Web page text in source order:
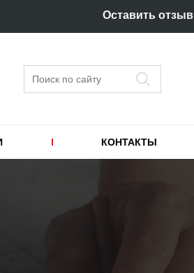
Оставить отзыв
Поиск
КОНТАКТЫ